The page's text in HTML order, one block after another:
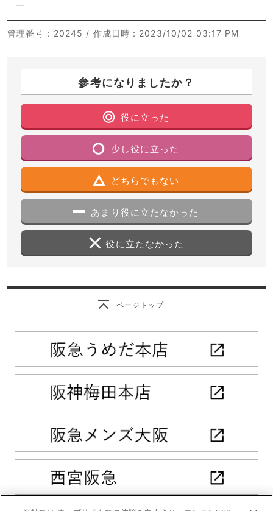
―
管理番号 ：20245 / 作成日時 ：2023/10/02 03:17 PM
参考になりましたか？
役に立った
少し役に立った
どちらでもない
あまり役に立たなかった
役に立たなかった
ページトップ